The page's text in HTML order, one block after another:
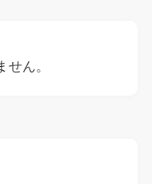
ん。